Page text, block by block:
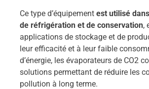
Ce type d’équipementest utilisé
de réfrigération et de conservation,
applications de stockage et de
leur efficacité et à leur faible
d’énergie, les évaporateurs de CO2
solutions permettant de réduire les
pollution à long terme.